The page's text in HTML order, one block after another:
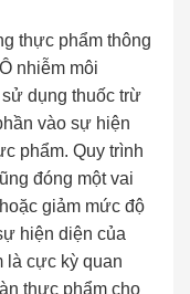
thực phẩm thông
nhiễm môi
dụng thuốc trừ
vào sự hiện
phẩm. Quy trình
đóng một vai
giảm mức độ
hiện diện của
là cực kỳ quan
thực phẩm cho